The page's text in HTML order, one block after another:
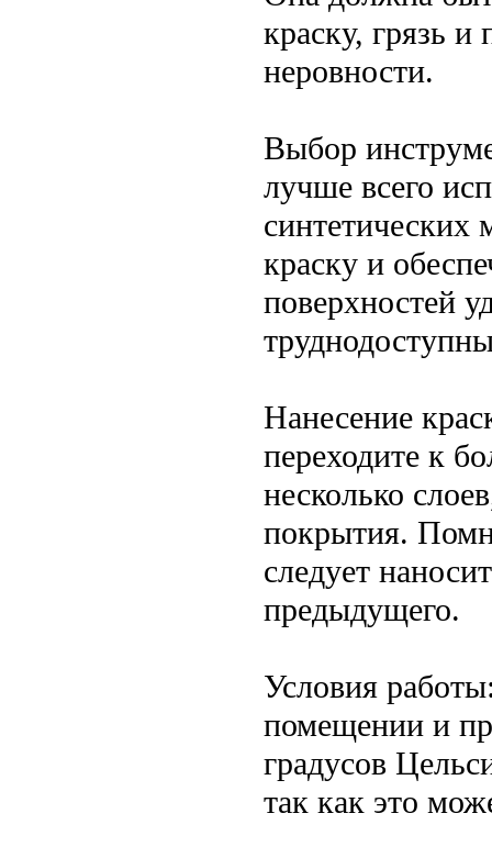
краску, грязь
неровности.
Выбор
лучше всего
краску и
поверхностей
Нанесение
переходите к
несколько
покрытия.
следует
предыдущего.
Условия
помещении и
градусов
так как это